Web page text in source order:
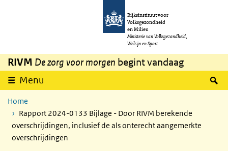
Overslaan en naar de inhoud gaan
Rijksinstituut voor
Volksgezondheid
en Milieu
Ministerie van Volksgezondheid,
Welzijn en Sport
RIVM De zorg voor morgen begint vandaag
Menu
Home
Rapport 2024-0133 Bijlage - Door RIVM berekende
overschrijdingen, inclusief de als onterecht aangemerkte
overschrijdingen